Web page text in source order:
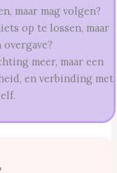
maar mag volgen?
op te lossen, maar
meer, maar een
en verbinding met